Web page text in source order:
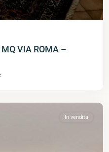
VIA ROMA –
In vendita